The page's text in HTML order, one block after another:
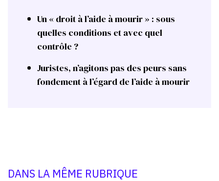
Un « droit à l’aide à mourir » : sous
quelles conditions et avec quel
contrôle ?
Juristes, n’agitons pas des peurs sans
fondement à l’égard de l’aide à mourir
DANS LA MÊME RUBRIQUE